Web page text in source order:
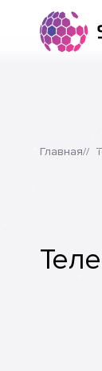
Главная